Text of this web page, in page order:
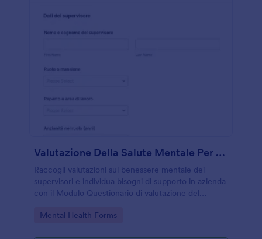
Valutazione Della Salute Mentale Per Supervisori Questionario
Raccogli valutazioni sul benessere mentale dei
supervisori e individua bisogni di supporto in azienda
con il Modulo Questionario di valutazione del
Go to Category:
Mental Health Forms